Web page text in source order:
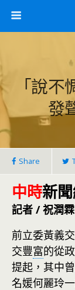
「說
發
Share
中時新
記者 / 祝潤霖
前立委黃義
交豐富的從
提起，其中
名媛何麗玲